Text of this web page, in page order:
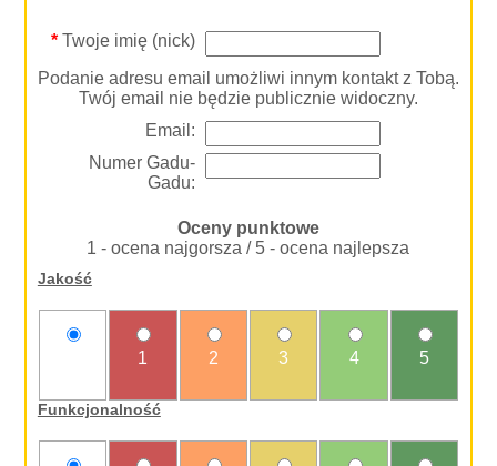
*Twoje imię (nick)
Podanie adresu email umożliwi innym kontakt z Tobą.
Twój email nie będzie publicznie widoczny.
Email:
Numer Gadu-
Gadu:
Oceny punktowe
1 - ocena najgorsza / 5 - ocena najlepsza
Jakość
1 2 3 4 5
Funkcjonalność